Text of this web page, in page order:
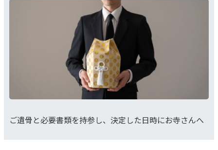
ご遺骨と必要書類を持参し、決定した日時にお寺さんへ